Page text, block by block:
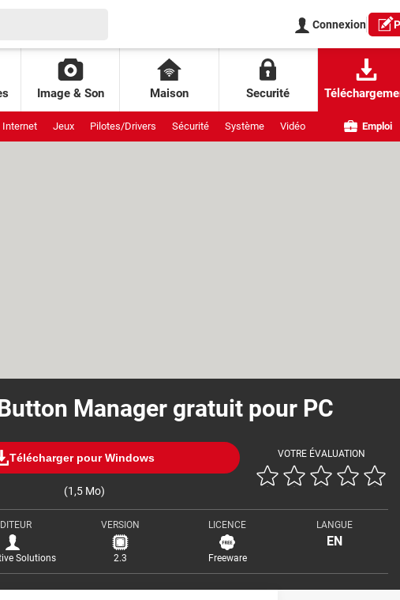
Connexion
Image & Son Maison Securité
Internet Jeux Pilotes/Drivers Sécurité Système Vidéo Emploi
Manager gratuit pour PC
Télécharger pour Windows
(1,5 Mo)
VOTRE ÉVALUATION
Solutions
VERSION
2.3
LICENCE
Freeware
LANGUE
EN